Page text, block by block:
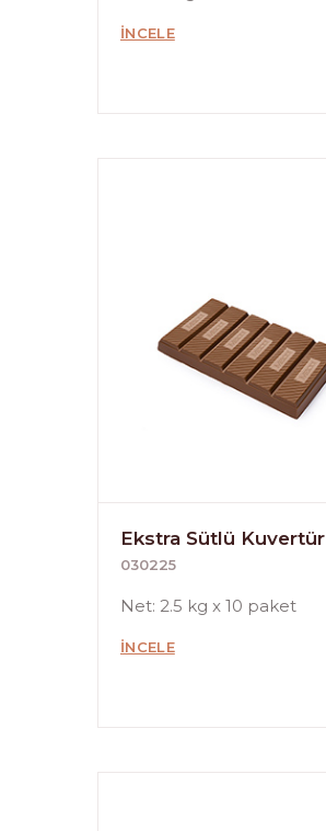
İNCELE
Ekstra Sütlü Kuvertür
030225
Net: 2.5 kg x 10 paket
İNCELE